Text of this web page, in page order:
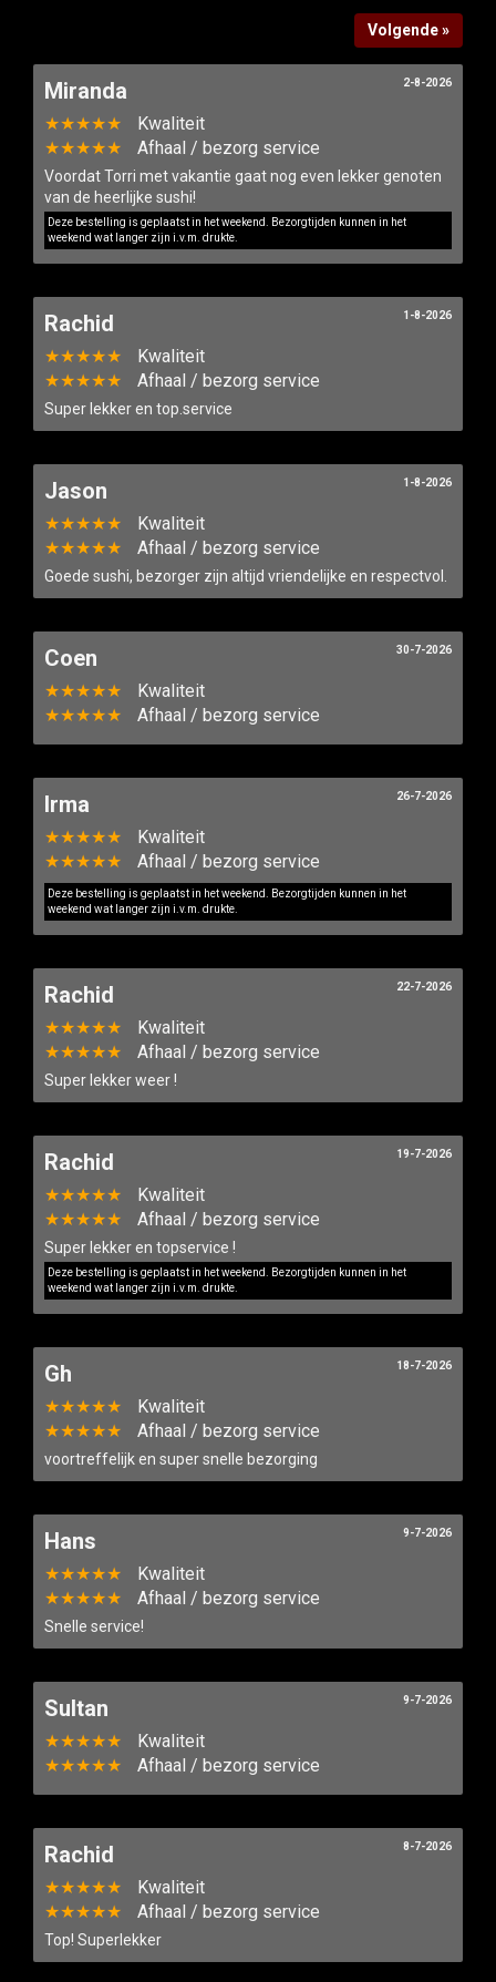
Bestellen
Volgende »
Miranda
★★★★★
Kwaliteit
★★★★★
Afhaal / bezorg service
Voordat Torri met vakantie gaat nog even lekker genoten
van de heerlijke sushi!
Deze bestelling is geplaatst in het weekend. Bezorgtijden kunnen in het
weekend wat langer zijn i.v.m. drukte.
2-8-2026
Rachid
★★★★★
Kwaliteit
★★★★★
Afhaal / bezorg service
Super lekker en top.service
1-8-2026
Jason
★★★★★
Kwaliteit
★★★★★
Afhaal / bezorg service
Goede sushi, bezorger zijn altijd vriendelijke en respectvol.
1-8-2026
Coen
★★★★★
Kwaliteit
★★★★★
Afhaal / bezorg service
30-7-2026
Irma
★★★★★
Kwaliteit
★★★★★
Afhaal / bezorg service
Deze bestelling is geplaatst in het weekend. Bezorgtijden kunnen in het
weekend wat langer zijn i.v.m. drukte.
26-7-2026
Rachid
★★★★★
Kwaliteit
★★★★★
Afhaal / bezorg service
Super lekker weer !
22-7-2026
Rachid
★★★★★
Kwaliteit
★★★★★
Afhaal / bezorg service
Super lekker en topservice !
Deze bestelling is geplaatst in het weekend. Bezorgtijden kunnen in het
weekend wat langer zijn i.v.m. drukte.
19-7-2026
Gh
★★★★★
Kwaliteit
★★★★★
Afhaal / bezorg service
voortreffelijk en super snelle bezorging
18-7-2026
Hans
★★★★★
Kwaliteit
★★★★★
Afhaal / bezorg service
Snelle service!
9-7-2026
Sultan
★★★★★
Kwaliteit
★★★★★
Afhaal / bezorg service
9-7-2026
Rachid
★★★★★
Kwaliteit
★★★★★
Afhaal / bezorg service
Top! Superlekker
8-7-2026